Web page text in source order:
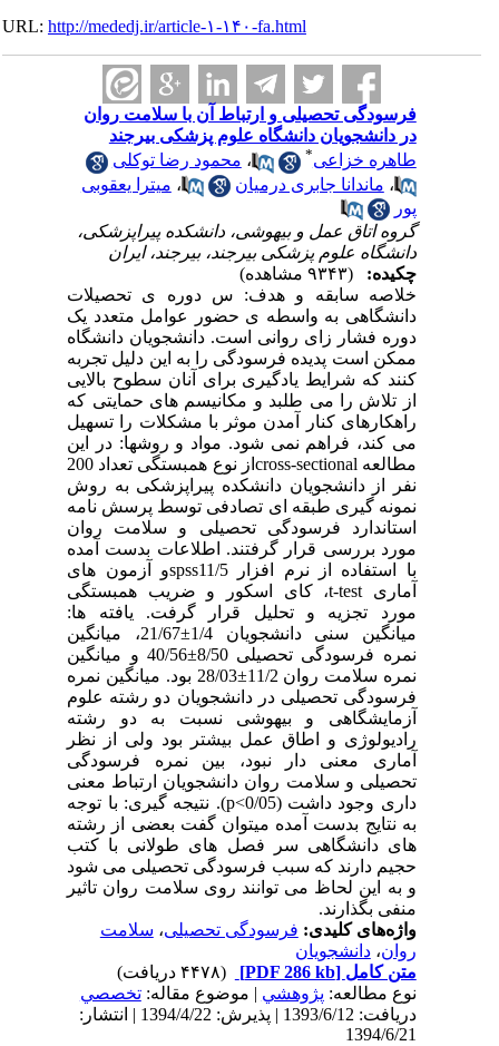
URL:http://mededj.ir/article-۱-۱۴۰-fa.html
فرسودگی تحصیلی و ارتباط آن با سلامت روان
در دانشجویان دانشگاه علوم پزشکی بیرجند
طاهره خزاعی
،محمود رضا توکلی
،ماندانا جابری درمیان ،میترا یعقوبی
پور
گروه اتاق عمل و بیهوشی، دانشکده پیراپزشکی،
دانشگاه علوم پزشکی بیرجند، بیرجند، ایران
چکیده:
خلاصه سابقه و هدف: س دوره ی تحصیلات
دانشگاهی به واسطه ی حضور عوامل متعدد یک
دوره فشار زای روانی است. دانشجویان دانشگاه
ممکن است پدیده فرسودگی را به این دلیل تجربه
کنند که شرایط یادگیری برای آنان سطوح بالایی
از تلاش را می طلبد و مکانیسم های حمایتی که
راهکارهای کنار آمدن موثر با مشکلات را تسهیل
می کند، فراهم نمی شود. مواد و روشها: در این
مطالعه cross-sectionalاز نوع همبستگی تعداد 200
نفر از دانشجویان دانشکده پیراپزشکی به روش
نمونه گیری طبقه ای تصادفی توسط پرسش نامه
استاندارد فرسودگی تحصیلی و سلامت روان
مورد بررسی قرار گرفتند. اطلاعات بدست آمده
با استفاده از نرم افزار spss11/5و آزمون های
آماری t-test، کای اسکور و ضریب همبستگی
مورد تجزیه و تحلیل قرار گرفت. یافته ها:
میانگین سنی دانشجویان 1/4±21/67، میانگین
نمره فرسودگی تحصیلی 8/50±40/56 و میانگین
نمره سلامت روان 11/2±28/03 بود. میانگین نمره
فرسودگی تحصیلی در دانشجویان دو رشته علوم
آزمایشگاهی و بیهوشی نسبت به دو رشته
رادیولوژی و اطاق عمل بیشتر بود ولی از نظر
آماری معنی دار نبود، بین نمره فرسودگی
تحصیلی و سلامت روان دانشجویان ارتباط معنی
داری وجود داشت (p<0/05). نتیجه گیری: با توجه
به نتایج بدست آمده میتوان گفت بعضی از رشته
های دانشگاهی سر فصل های طولانی با کتب
حجیم دارند که سبب فرسودگی تحصیلی می شود
و به این لحاظ می توانند روی سلامت روان تاثیر
منفی بگذارند.
واژه‌های کلیدی:فرسودگی تحصیلی،سلامت
روان ،دانشجویان
متن کامل[PDF 286 kb]
نوع مطالعه:پژوهشي| موضوع مقاله:تخصصي
دریافت: 1393/6/12 | پذیرش: 1394/4/22 | انتشار:
1394/6/21